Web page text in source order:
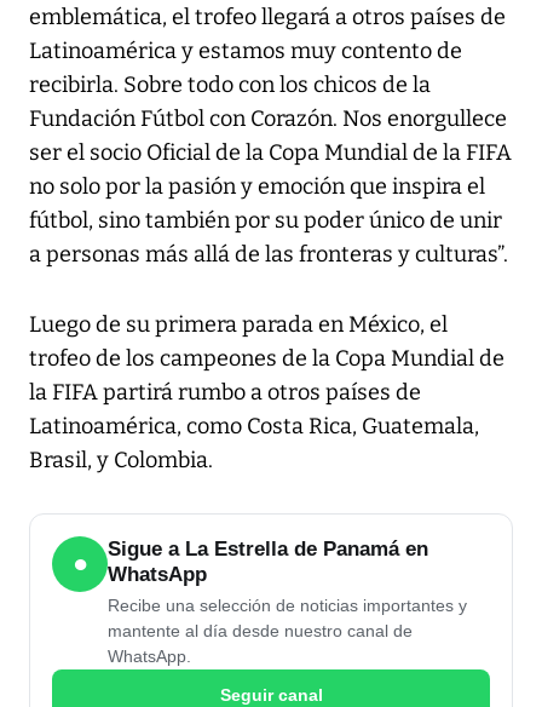
emblemática, el trofeo llegará a otros países de
Latinoamérica y estamos muy contento de
recibirla. Sobre todo con los chicos de la
Fundación Fútbol con Corazón. Nos enorgullece
ser el socio Oficial de la Copa Mundial de la FIFA
no solo por la pasión y emoción que inspira el
fútbol, sino también por su poder único de unir
a personas más allá de las fronteras y culturas”.
Luego de su primera parada en México, el
trofeo de los campeones de la Copa Mundial de
la FIFA partirá rumbo a otros países de
Latinoamérica, como Costa Rica, Guatemala,
Brasil, y Colombia.
●
Sigue a La Estrella de Panamá en
WhatsApp
Recibe una selección de noticias importantes y
mantente al día desde nuestro canal de
WhatsApp.
Seguir canal